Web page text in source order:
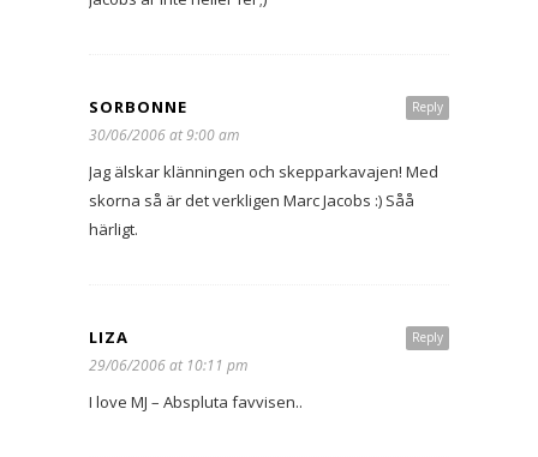
Reply
SORBONNE
30/06/2006 at 9:00 am
Jag älskar klänningen och skepparkavajen! Med
skorna så är det verkligen Marc Jacobs :) Såå
härligt.
Reply
LIZA
29/06/2006 at 10:11 pm
I love MJ – Abspluta favvisen..